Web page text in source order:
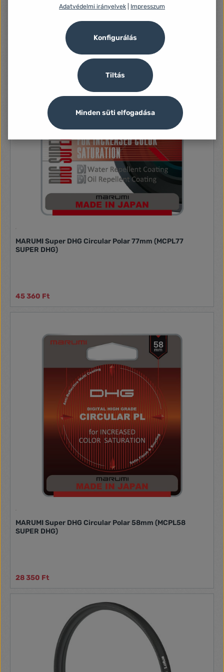
MARUMI Super DHG Circular Polar 77mm (MCPL77
SUPER DHG)
45 360 Ft
MARUMI Super DHG Circular Polar 58mm (MCPL58
SUPER DHG)
28 350 Ft
Adatvédelmi irányelvek
Impresszum
Tiltás
Konfigurálás
Minden süti elfogadása